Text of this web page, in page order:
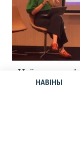
НАВІНЫ
«Усё кепска
Як прайшла